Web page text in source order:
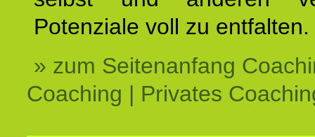
Potenziale voll zu entfalten.
» zum Seitenanfang
Coaching | Privates